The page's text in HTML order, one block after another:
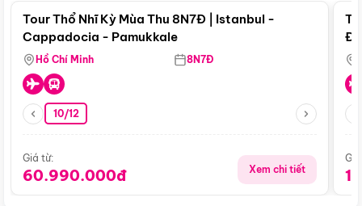
Tour Thổ Nhĩ Kỳ Mùa Thu 8N7Đ | Istanbul -
Cappadocia - Pamukkale
Hồ Chí Minh 8N7Đ
10/12
Giá từ:
60.990.000đ Xem chi tiết